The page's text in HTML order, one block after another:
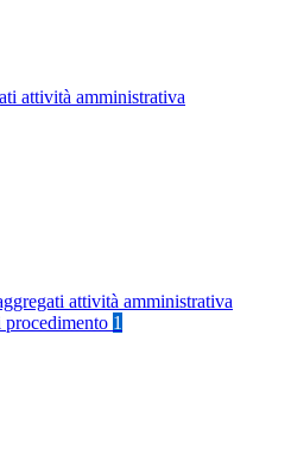
attività amministrativa
attività amministrativa
1